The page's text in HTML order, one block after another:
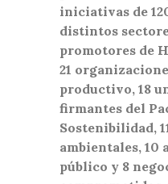
iniciativas de
distintos
promotores de
21
productivo, 18
firmantes del
Sostenibilidad,
ambientales, 10
público y 8